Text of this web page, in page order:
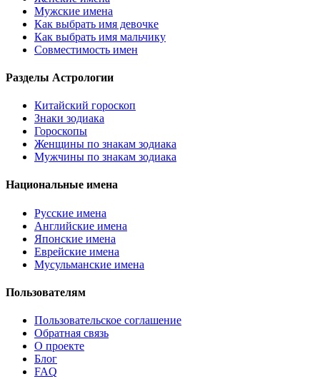
Мужские имена
Как выбрать имя девочке
Как выбрать имя мальчику
Совместимость имен
Разделы Астрологии
Китайский гороскоп
Знаки зодиака
Гороскопы
Женщины по знакам зодиака
Мужчины по знакам зодиака
Национальные имена
Русские имена
Английские имена
Японские имена
Еврейские имена
Мусульманские имена
Пользователям
Пользовательское соглашение
Обратная связь
О проекте
Блог
FAQ